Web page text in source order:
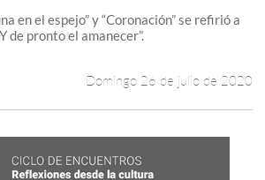
en el espejo” y “Coronación” se refirió a
de pronto el amanecer”.
Domingo 26 de julio de 2020